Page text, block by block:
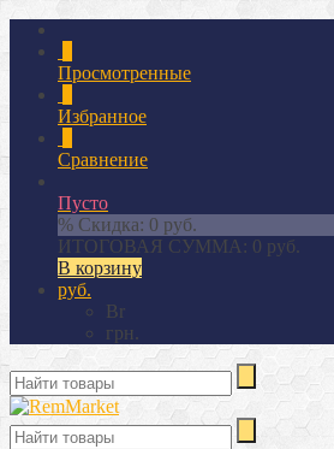
Просмотренные
Избранное
Сравнение
Пусто
% Скидка: 0 руб.
ИТОГОВАЯ СУММА: 0 руб.
В корзину
руб.
Br
грн.